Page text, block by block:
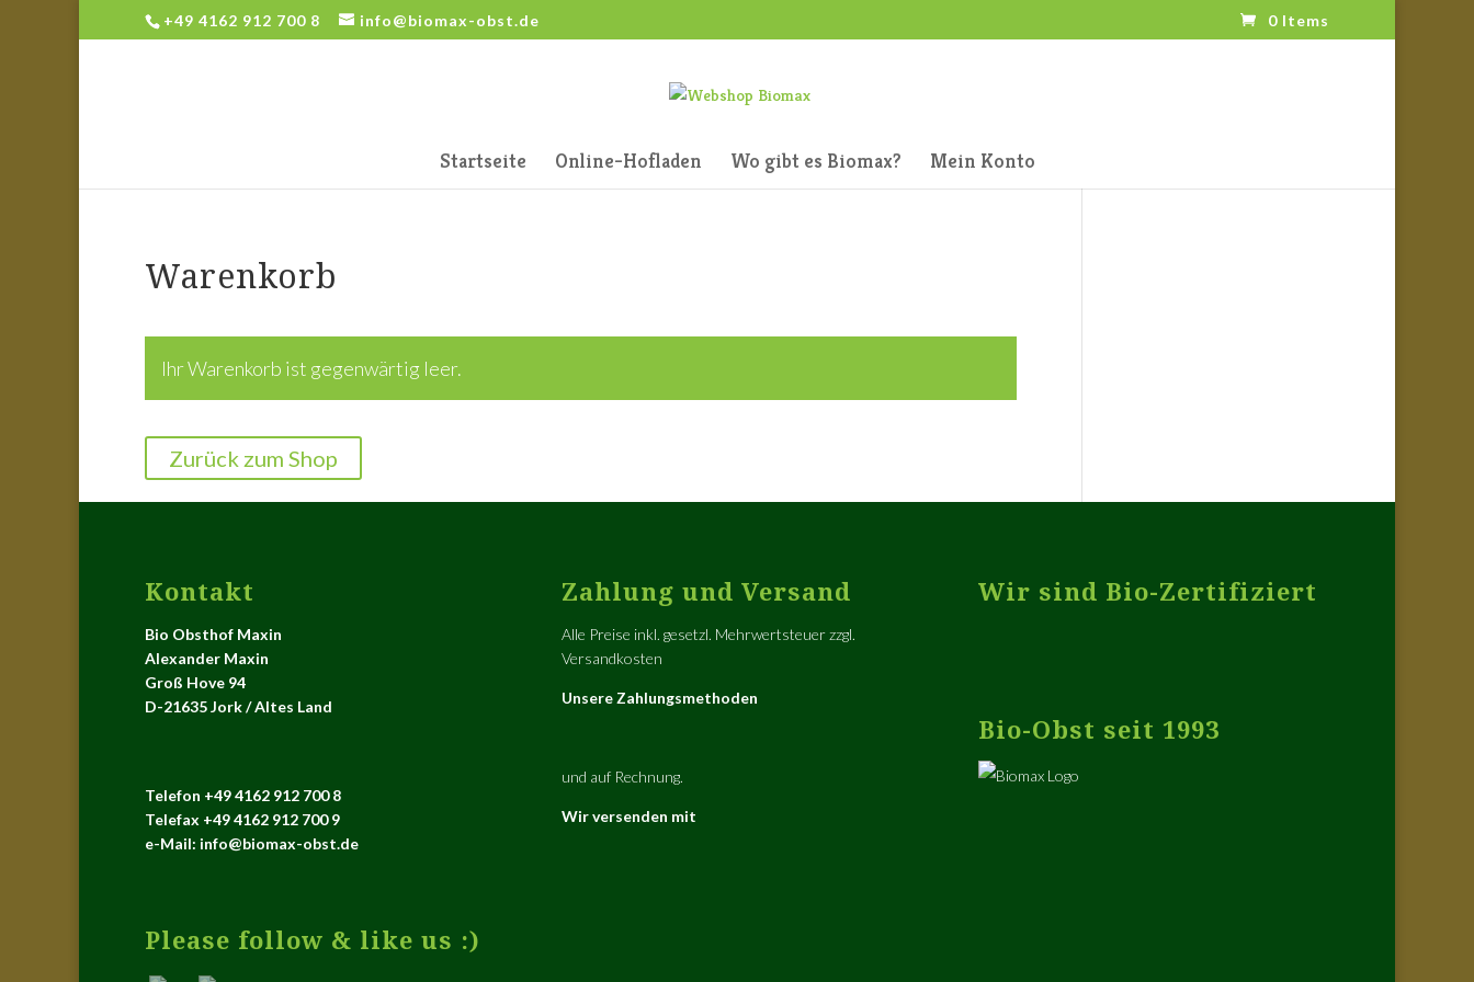
+49 4162 912 700 8 info@biomax-obst.de 0 Items
Startseite Online-Hofladen Wo gibt es Biomax? Mein Konto
Warenkorb
Ihr Warenkorb ist gegenwärtig leer.
Zurück zum Shop
Kontakt
Bio Obsthof Maxin
Alexander Maxin
Groß Hove 94
D-21635 Jork / Altes Land
Telefon +49 4162 912 700 8
Telefax +49 4162 912 700 9
e-Mail: info@biomax-obst.de
Please follow & like us :)
Zahlung und Versand
Alle Preise inkl. gesetzl. Mehrwertsteuer zzgl.
Versandkosten
Unsere Zahlungsmethoden
und auf Rechnung.
Wir versenden mit
Wir sind Bio-Zertifiziert
Bio-Obst seit 1993